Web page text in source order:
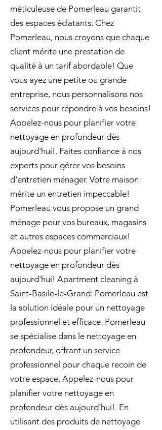
méticuleuse de Pomerleau garantit
des espaces éclatants. Chez
Pomerleau, nous croyons que chaque
client mérite une prestation de
qualité à un tarif abordable! Que
vous ayez une petite ou grande
entreprise, nous personnalisons nos
services pour répondre à vos besoins!
Appelez-nous pour planifier votre
nettoyage en profondeur dès
aujourd'hui!. Faites confiance à nos
experts pour gérer vos besoins
d'entretien ménager. Votre maison
mérite un entretien impeccable!
Pomerleau vous propose un grand
ménage pour vos bureaux, magasins
et autres espaces commerciaux!
Appelez-nous pour planifier votre
nettoyage en profondeur dès
aujourd'hui! Apartment cleaning à
Saint-Basile-le-Grand: Pomerleau est
la solution idéale pour un nettoyage
professionnel et efficace. Pomerleau
se spécialise dans le nettoyage en
profondeur, offrant un service
professionnel pour chaque recoin de
votre espace. Appelez-nous pour
planifier votre nettoyage en
profondeur dès aujourd'hui!. En
utilisant des produits de nettoyage